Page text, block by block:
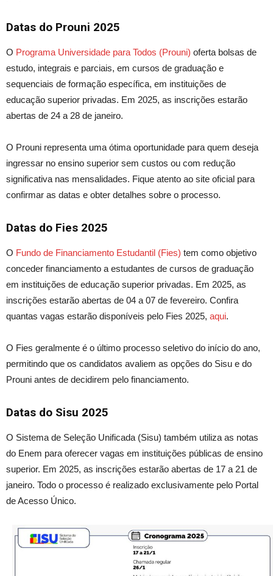
Datas do Prouni 2025
O Programa Universidade para Todos (Prouni) oferta bolsas de
estudo, integrais e parciais, em cursos de graduação e
sequenciais de formação específica, em instituições de
educação superior privadas. Em 2025, as inscrições estarão
abertas de 24 a 28 de janeiro.
O Prouni representa uma ótima oportunidade para quem deseja
ingressar no ensino superior sem custos ou com redução
significativa nas mensalidades. Fique atento ao site oficial para
confirmar as datas e obter detalhes sobre o processo.
Datas do Fies 2025
O Fundo de Financiamento Estudantil (Fies) tem como objetivo
conceder financiamento a estudantes de cursos de graduação
em instituições de educação superior privadas. Em 2025, as
inscrições estarão abertas de 04 a 07 de fevereiro. Confira
quantas vagas estarão disponíveis pelo Fies 2025, aqui.
O Fies geralmente é o último processo seletivo do início do ano,
permitindo que os candidatos avaliem as opções do Sisu e do
Prouni antes de decidirem pelo financiamento.
Datas do Sisu 2025
O Sistema de Seleção Unificada (Sisu) também utiliza as notas
do Enem para oferecer vagas em instituições públicas de ensino
superior. Em 2025, as inscrições estarão abertas de 17 a 21 de
janeiro. Todo o processo é realizado exclusivamente pelo Portal
de Acesso Único.